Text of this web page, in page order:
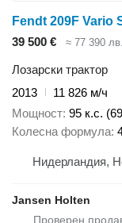
Fendt 209F Vario
39 500 €
≈ 77 390 лв.
Лозарски трактор
2013
11 826 м/ч
Мощност 95 к.с.
Колесна формула
Нидерландия,
Jansen Holten